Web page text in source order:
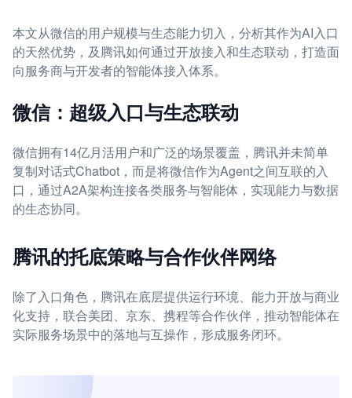
本文从微信的用户规模与生态能力切入，分析其作为AI入口
的天然优势，及腾讯如何通过开放接入和生态联动，打造面
向服务商与开发者的智能体接入体系。
微信：超级入口与生态联动
微信拥有14亿月活用户和广泛的场景覆盖，腾讯并未简单
复制对话式Chatbot，而是将微信作为Agent之间互联的入
口，通过A2A架构连接各类服务与智能体，实现能力与数据
的生态协同。
腾讯的托底策略与合作伙伴网络
除了入口角色，腾讯在底层提供运行环境、能力开放与商业
化支持，联合美团、京东、携程等合作伙伴，推动智能体在
实际服务场景中的落地与互操作，形成服务闭环。